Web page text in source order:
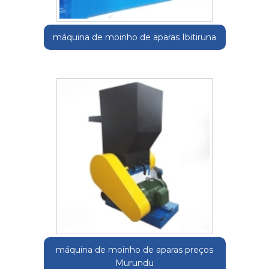
máquina de moinho de aparas Ibitiruna
máquina de moinho de aparas preços
Murundu